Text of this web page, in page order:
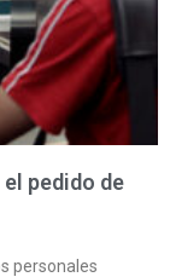
pedido de
personales